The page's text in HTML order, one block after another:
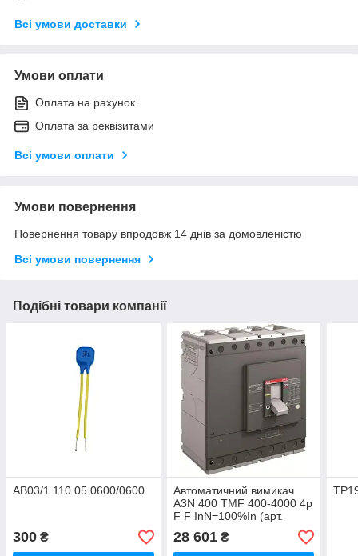
Всі умови доставки
Умови оплати
Оплата на рахунок
Оплата за реквізитами
Всі умови оплати
Умови повернення
Повернення товару впродовж 14 днів за домовленістю
Всі умови повернення
Подібні товари компанії
AB03/1.110.05.0600/0600
300 ₴
Автоматичний вимикач
A3N 400 TMF 400-4000 4p
F F InN=100%In (арт.
1SDA066569R1)
28 601₴